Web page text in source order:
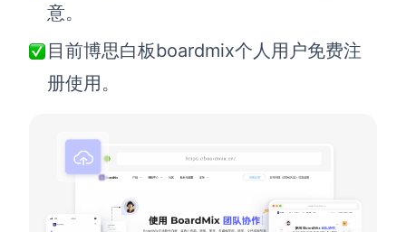
AI生成组织结构图
AI生成时间管理四象限
数据分析与策略
AI生成用户画像
智能创作
AI生成PPT
意。
目前博思白板boardmix个人用户免费注
册使用。